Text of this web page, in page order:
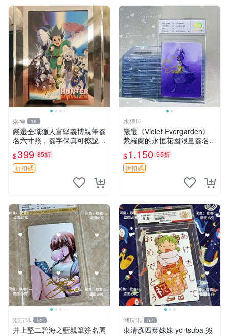
洛神 19
嚴選全職獵人富堅義博親筆簽
名六寸照，簽字保真可擦認，
全新收藏好物，限量發售 全
職獵人 富堅義博 簽名照片
$399 85折
折扣碼
水狸屋
嚴選《Violet Evergarden》
紫羅蘭的永恒花園限量簽名
卡，3寸帶原裝卡磚 日本中古
收藏推薦 薇爾莉特 曜佳奈 筆
記本
$1,150 95折
折扣碼
潮玩港 52
井上堅二碧海之藍親筆簽名周
潮玩港 52
東清彥四葉妹妹 yo-tsuba 簽